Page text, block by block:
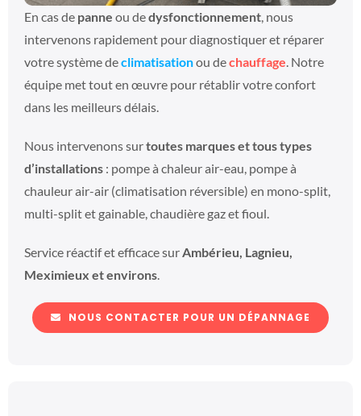
En cas de panne ou dedysfonctionnement, nous
intervenons rapidement pour diagnostiquer et réparer
votre système declimatisationou dechauffage . Notre
équipe met tout en œuvre pour rétablir votre confort
dans les meilleurs délais.
Nous intervenons surtoutes marques et tous types
d’installations: pompe à chaleur air-eau, pompe à
chauleur air-air (climatisation réversible) en mono-split,
multi-split et gainable, chaudière gaz et fioul.
Service réactif et efficace sur Ambérieu, Lagnieu,
Meximieux et environs.
NOUS CONTACTER POUR UN DÉPANNAGE